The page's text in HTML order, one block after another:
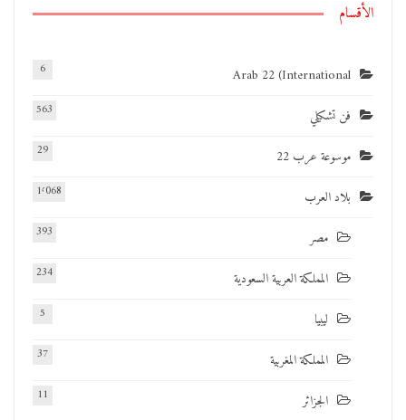
الأقسام
Arab 22 (International
6
فن تشكيلي 563
موسوعة عرب 22 29
بلاد العرب 1٬068
مصر 393
المملكة العربية السعودية 234
ليبيا 5
المملكة المغربية 37
الجزائر 11